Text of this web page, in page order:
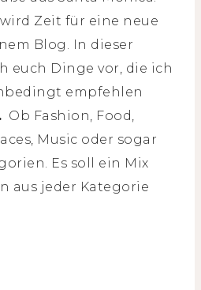
Zeit für eine neue
Blog. In dieser
euch Dinge vor, die ich
empfehlen
Ob Fashion, Food,
Music oder sogar
Es soll ein Mix
aus jeder Kategorie